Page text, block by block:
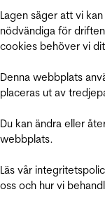
Lagen säger att vi
nödvändiga för
cookies behöver vi
Denna webbplats
placeras ut av
Du kan ändra eller
webbplats.
Läs vår
oss och hur vi